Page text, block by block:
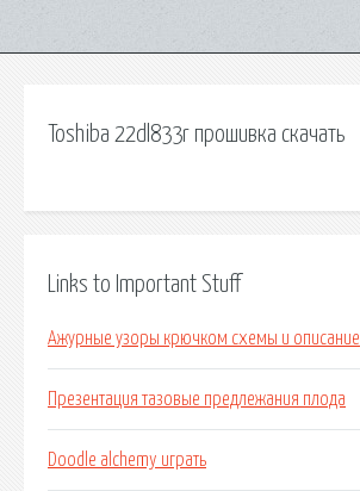
Toshiba 22dl833r прошивка скачать
Links to Important Stuff
Ажурные узоры крючком схемы и описание
Презентация тазовые предлежания плода
Doodle alchemy играть